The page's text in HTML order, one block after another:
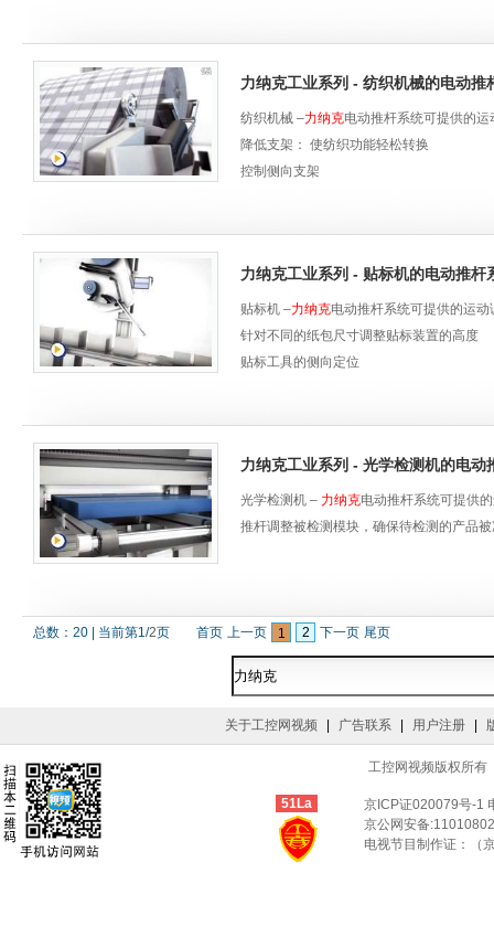
力纳克工业系列 - 纺织机械的电动推
纺织机械 –力纳克电动推杆系统可提供的
降低支架： 使纺织功能轻松转换
控制侧向支架
力纳克工业系列 - 贴标机的电动推杆
贴标机 –力纳克电动推杆系统可提供的运
针对不同的纸包尺寸调整贴标装置的高度
贴标工具的侧向定位
力纳克工业系列 - 光学检测机的电动
光学检测机 – 力纳克电动推杆系统可提供
推杆调整被检测模块，确保待检测的产品
总数： 20 当前第1/2页 首页 上一页 1 2 下一页 尾页
关于工控网视频 广告联系 用户注册
工控网视频版权所
51La 京ICP证020079号-1
京公网安备
电视节目制作证：（